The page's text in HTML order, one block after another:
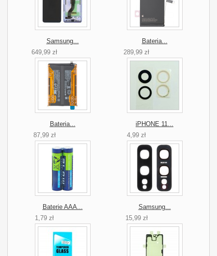
Samsung...
649,99 zł
Bateria...
289,99 zł
Bateria...
87,99 zł
iPHONE 11...
4,99 zł
Baterie AAA...
1,79 zł
Samsung...
15,99 zł